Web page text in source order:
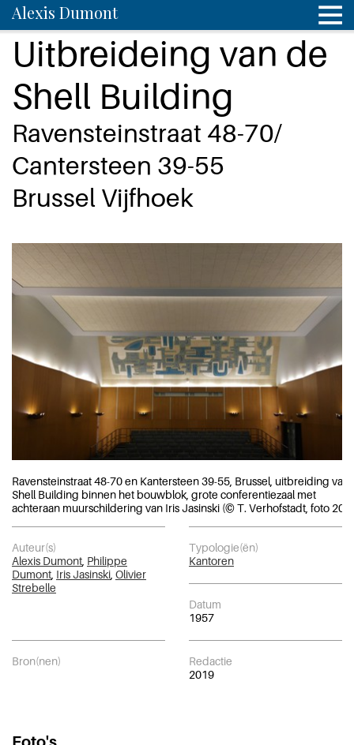
Alexis Dumont
Uitbreideing van de
Shell Building
Ravensteinstraat 48-70/
Cantersteen 39-55
Brussel Vijfhoek
Ravensteinstraat 48-70 en Kantersteen 39-55, Brussel, uitbreiding van
Shell Building binnen het bouwblok, grote conferentiezaal met
achteraan muurschildering van Iris Jasinski (© T. Verhofstadt, foto
Auteur(s)
Alexis Dumont Philippe
Dumont Iris Jasinski Olivier
Strebelle
Typologie(ën)
Kantoren
Datum
1957
Bron(nen)
Redactie
2019